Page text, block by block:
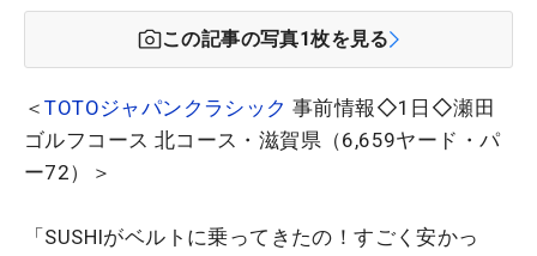
この記事の写真1枚を見る
＜TOTOジャパンクラシック 事前情報◇1日◇瀬田
ゴルフコース 北コース・滋賀県（6,659ヤード・パ
ー72）＞
「SUSHIがベルトに乗ってきたの！すごく安かっ